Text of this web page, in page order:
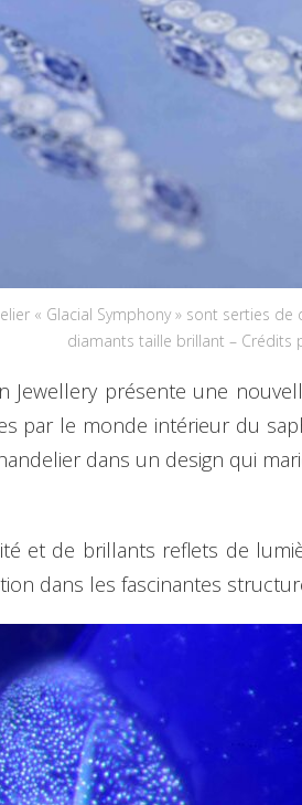
« Glacial Symphony » sont serties
diamants taille brillant – Crédits
Jewellery présente une
par le monde intérieur du
dans un design qui
et de brillants reflets de
dans les fascinantes